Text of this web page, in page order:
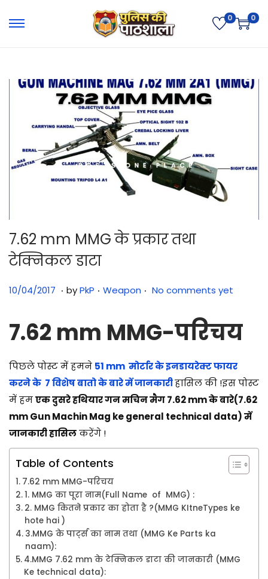
0 0
7.62 mm MMG के प्रकार तथा
टेक्निकल डाटा
Posted on
10/04/2017 0
0
2
0
2
5
. byPkP . Posted in
Weapon . No comments yet
7.62 mm MMG-परिचय
पिछले पोस्ट में हमने 51 mm मोर्टार के इनडायरेक्ट फायर
करने के 7 विशेष बातो के बारे में जानकारीहासिल की !इस पोस्ट
में हमएक दुसरे हथियार गन मचिन मैग 7.62 mm के बारे(7.62
mm Gun Machin Mag ke general technical data) में
जानकारी हासिलकरेंगे !
Table of Contents
7.62 mm MMG-परिचय
1. MMG का पूरा नाम(Full Name of MMG) :
2. MMG कितने प्रकार का होता है ?(MMG KItneTypes ke
hote hai )
3.MMG के पार्ट्स का नाम तथा (MMG Ke Parts ka
naam):
4.MMG 7.62 mm के टेक्निकल डाटा की जानकारी (MMG
Ke technical data):